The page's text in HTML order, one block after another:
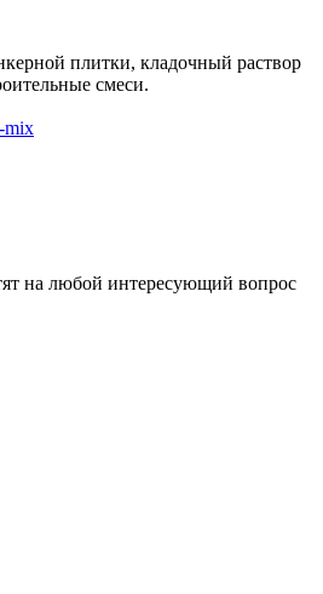
плитки, кладочный раствор
смеси.
mix
на любой интересующий вопрос